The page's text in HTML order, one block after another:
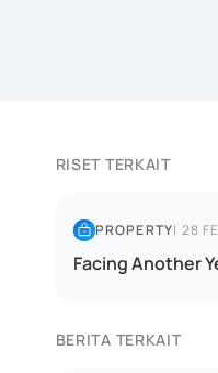
RISET TERKAIT
PROPERTY| 28
Facing Another
BERITA TERKAIT